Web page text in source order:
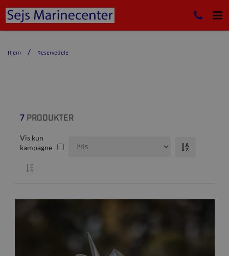
Hjem Reservedele
7PRODUKTER
Vis kun
kampagne